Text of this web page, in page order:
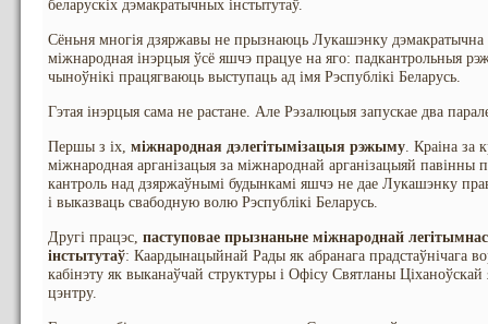
беларускіх дэмакратычных інстытутаў.
Сёньня многія дзяржавы не прызнаюць Лукашэнку
міжнародная інэрцыя ўсё яшчэ працуе на яго: падкантрольныя
чыноўнікі працягваюць выступаць ад імя Рэспублікі Беларусь.
Гэтая інэрцыя сама не растане. Але Рэзалюцыя запускае два
Першы з іх, міжнародная дэлегітымізацыя рэжыму. Краіна за
міжнародная арганізацыя за міжнароднай арганізацыяй
кантроль над дзяржаўнымі будынкамі яшчэ не дае Лукашэнку
і выказваць свабодную волю Рэспублікі Беларусь.
Другі працэс, паступовае прызнаньне міжнароднай
інстытутаў: Каардынацыйнай Рады як абранага прадстаўнічага
кабінэту як выканаўчай структуры і Офісу Святланы
цэнтру.